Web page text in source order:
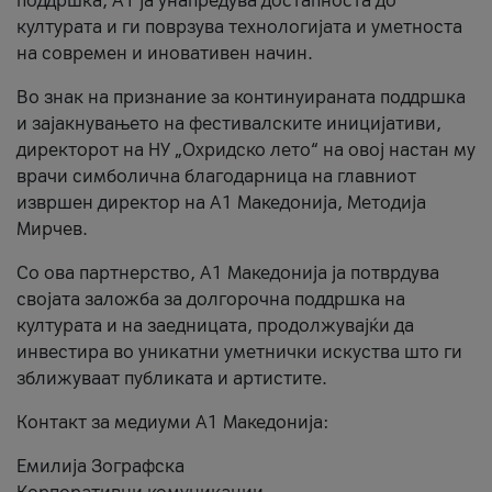
културата и ги поврзува технологијата и уметноста
на современ и иновативен начин.
Во знак на признание за континуираната поддршка
и зајакнувањето на фестивалските иницијативи,
директорот на НУ „Охридско лето“ на овој настан му
врачи симболична благодарница на главниот
извршен директор на A1 Македонија, Методија
Мирчев.
Со ова партнерство, A1 Македонија ја потврдува
својата заложба за долгорочна поддршка на
културата и на заедницата, продолжувајќи да
инвестира во уникатни уметнички искуства што ги
зближуваат публиката и артистите.
Контакт за медиуми А1 Македонија:
Емилија Зографска